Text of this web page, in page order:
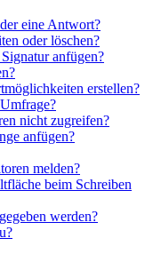
eine Antwort?
oder löschen?
anfügen?
erstellen?
nicht zugreifen?
anfügen?
melden?
beim Schreiben
werden?